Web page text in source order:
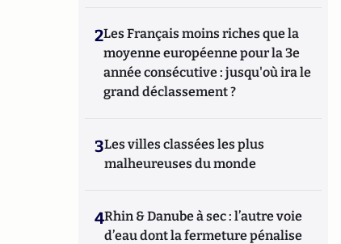
2Les Français moins riches que la
moyenne européenne pour la 3e
année consécutive : jusqu'où ira le
grand déclassement ?
3Les villes classées les plus
malheureuses du monde
4Rhin & Danube à sec : l’autre voie
d’eau dont la fermeture pénalise